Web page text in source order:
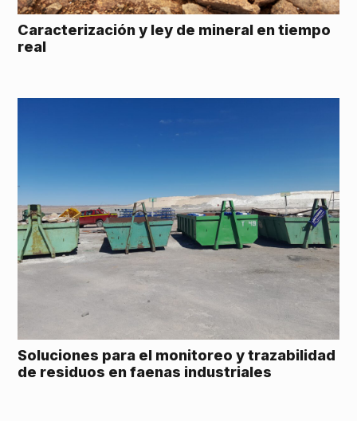
Caracterización y ley de mineral en tiempo
real
Soluciones para el monitoreo y trazabilidad
de residuos en faenas industriales